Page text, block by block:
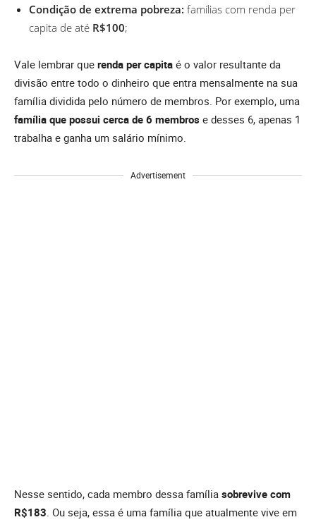
Condição de extrema pobreza: famílias com renda per
capita de até R$100;
Vale lembrar que renda per capita é o valor resultante da
divisão entre todo o dinheiro que entra mensalmente na sua
família dividida pelo número de membros. Por exemplo, uma
família que possui cerca de 6 membros e desses 6, apenas 1
trabalha e ganha um salário mínimo.
Advertisement
Nesse sentido, cada membro dessa família sobrevive com
R$183 . Ou seja, essa é uma família que atualmente vive em